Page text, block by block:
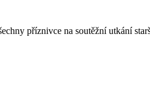
příznivce na soutěžní utkání